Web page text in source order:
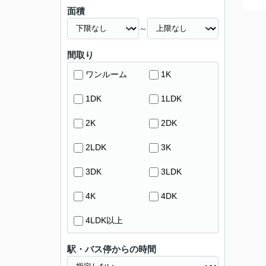
面積
～
間取り
ワンルーム 1K
1DK 1LDK
2K 2DK
2LDK 3K
3DK 3LDK
4K 4DK
4LDK以上
駅・バス停からの時間